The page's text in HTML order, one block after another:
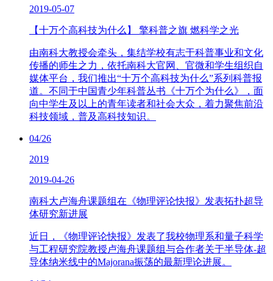
2019-05-07
【十万个高科技为什么】 擎科普之旗 燃科学之光
由南科大教授会牵头，集结学校有志于科普事业和文化
传播的师生之力，依托南科大官网、官微和学生组织自
媒体平台，我们推出“十万个高科技为什么”系列科普报
道。不同于中国青少年科普丛书《十万个为什么》，面
向中学生及以上的青年读者和社会大众，着力聚焦前沿
科技领域，普及高科技知识。
04/26
2019
2019-04-26
南科大卢海舟课题组在《物理评论快报》发表拓扑超导
体研究新进展
近日，《物理评论快报》发表了我校物理系和量子科学
与工程研究院教授卢海舟课题组与合作者关于半导体-超
导体纳米线中的Majorana振荡的最新理论进展。